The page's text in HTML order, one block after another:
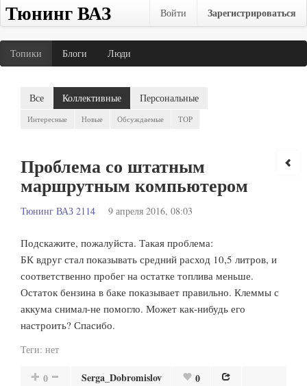
Тюнинг ВАЗ Войти Зарегистрироваться
Топики Блоги Люди
Все Коллективные Персональные
Интересные Новые Обсуждаемые TOP
Проблема со штатным
маршрутным компьютером
Тюнинг ВАЗ 2114 9 апреля 2016, 08:03
Подскажите, пожалуйста. Такая проблема:
БК вдруг стал показывать средний расход 10,5 литров, и
соответственно пробег на остатке топлива меньше.
Остаток бензина в баке показывает правильно. Клеммы с
аккума снимал-не помогло. Может как-нибудь его
настроить? Спасибо.
Теги: нет
0 Serga_Dobromislov 0